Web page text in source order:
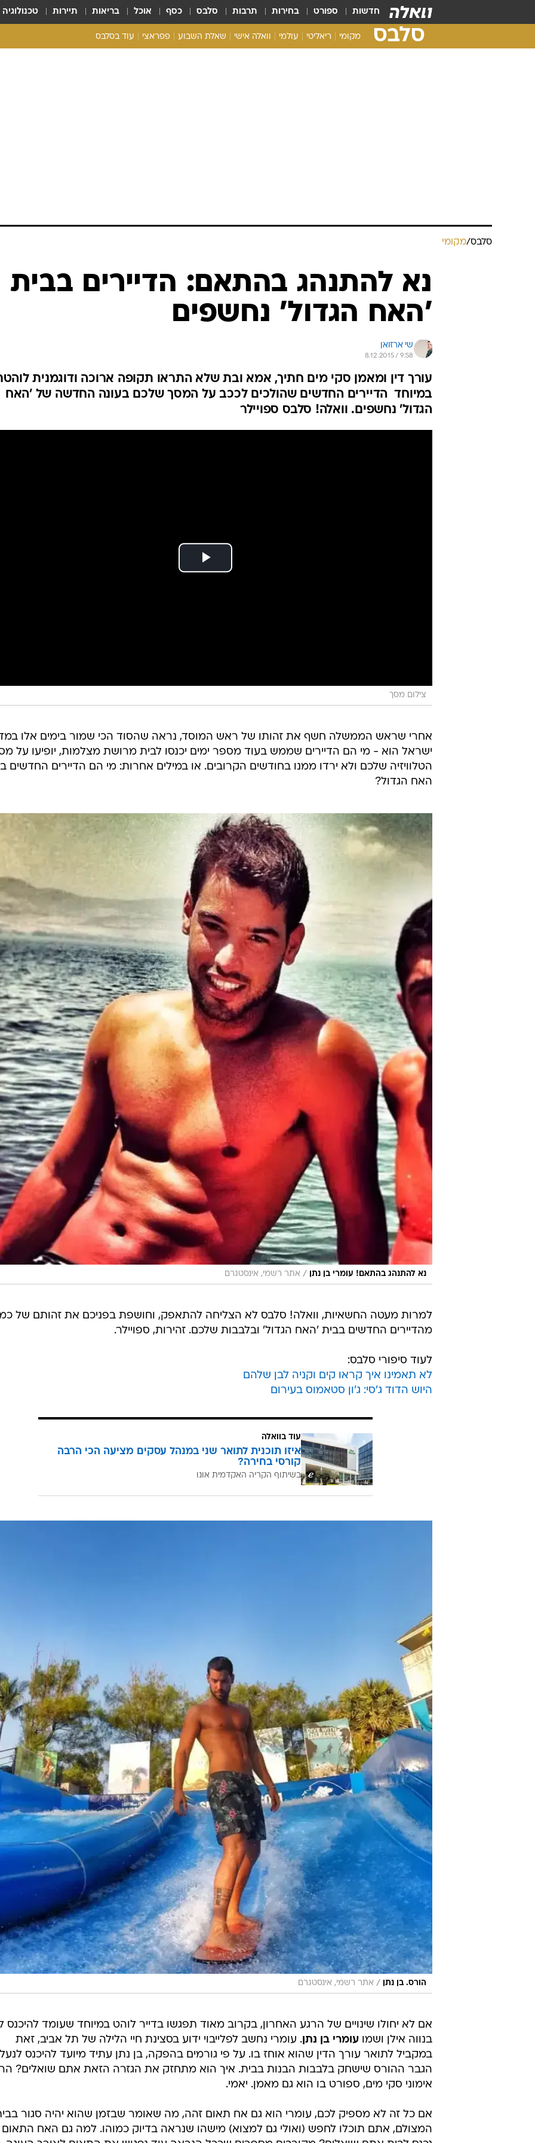
חדשות ספורט בחירות תרבות סלבס כסף אוכל בריאות תיירות טכנולוגיה
סלבס מקומי ריאליטי עולמי וואלה אישי שאלת השבוע פפראצי עוד בסלבס
סלבס/מקומי
נא להתנהג בהתאם: הדיירים בבית
'האח הגדול' נחשפים
שי ארזואן
8.12.2015 / 9:58
עורך דין ומאמן סקי מים חתיך, אמא ובת שלא התראו תקופה ארוכה ודוגמנית
במיוחד  הדיירים החדשים שהולכים לככב על המסך שלכם בעונה החדשה של 'האח
הגדול' נחשפים. וואלה! סלבס ספויילר
צילום מסך
אחרי שראש הממשלה חשף את זהותו של ראש המוסד, נראה שהסוד הכי שמור בימים אלו
ישראל הוא - מי הם הדיירים שממש בעוד מספר ימים יכנסו לבית מרושת מצלמות, יופיעו על
הטלוויזיה שלכם ולא ירדו ממנו בחודשים הקרובים. או במילים אחרות: מי הם הדיירים החדשים
האח הגדול?
נא להתנהג בהתאם! עומרי בן נתן / אתר רשמי, אינסטגרם
למרות מעטה החשאיות, וואלה! סלבס לא הצליחה להתאפק, וחושפת בפניכם את זהותם של
מהדיירים החדשים בבית 'האח הגדול' ובלבבות שלכם. זהירות, ספויילר.
לעוד סיפורי סלבס:
לא תאמינו איך קראו קים וקניה לבן שלהם
היוש הדוד ג'סי: ג'ון סטאמוס בעירום
עוד בוואלה
איזו תוכנית לתואר שני במנהל עסקים מציעה הכי הרבה
קורסי בחירה?
בשיתוף הקריה האקדמית אונו
הורס. בן נתן / אתר רשמי, אינסטגרם
אם לא יחולו שינויים של הרגע האחרון, בקרוב מאוד תפגשו בדייר לוהט במיוחד שעומד להיכנס
בנווה אילן ושמו עומרי בן נתן . עומרי נחשב לפלייבוי ידוע בסצינת חיי הלילה של תל אביב, זאת
במקביל לתואר עורך הדין שהוא אוחז בו. על פי גורמים בהפקה, בן נתן עתיד מיועד להיכנס
הגבר ההורס שישחק בלבבות הבנות בבית. איך הוא מתחזק את הגזרה הזאת אתם שואלים?
אימוני סקי מים, ספורט בו הוא גם מאמן. יאמי.
אם כל זה לא מספיק לכם, עומרי הוא גם אח תאום זהה, מה שאומר שבזמן שהוא יהיה סגור
המצולם, אתם תוכלו לחפש (ואולי גם למצוא) מישהו שנראה בדיוק כמוהו. למה גם האח